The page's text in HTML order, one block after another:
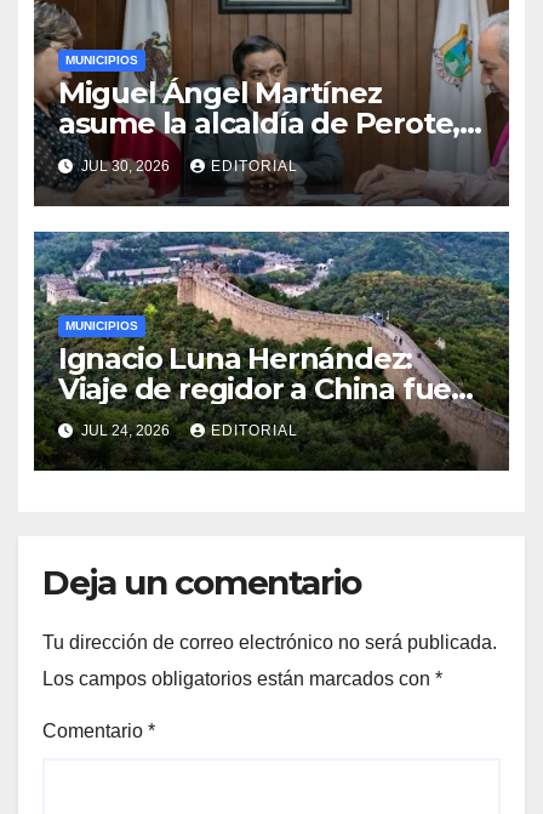
MUNICIPIOS
Miguel Ángel Martínez
asume la alcaldía de Perote,
Veracruz
JUL 30, 2026 EDITORIAL
MUNICIPIOS
Ignacio Luna Hernández:
Viaje de regidor a China fue
por invitación y sin costo
municipal.
JUL 24, 2026 EDITORIAL
Deja un comentario
Tu dirección de correo electrónico no será publicada.
Los campos obligatorios están marcados con *
Comentario *